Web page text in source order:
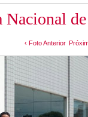
Nacional
‹ Foto Anterior